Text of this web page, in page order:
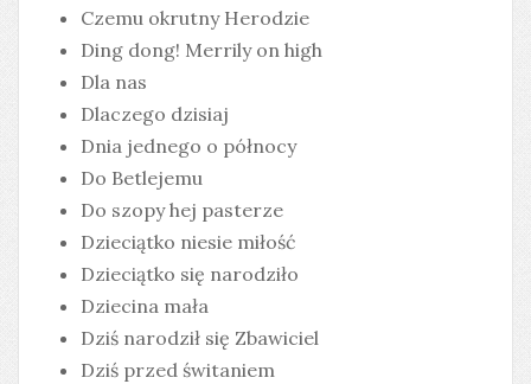
Czemu okrutny Herodzie
Ding dong! Merrily on high
Dla nas
Dlaczego dzisiaj
Dnia jednego o północy
Do Betlejemu
Do szopy hej pasterze
Dzieciątko niesie miłość
Dzieciątko się narodziło
Dziecina mała
Dziś narodził się Zbawiciel
Dziś przed świtaniem